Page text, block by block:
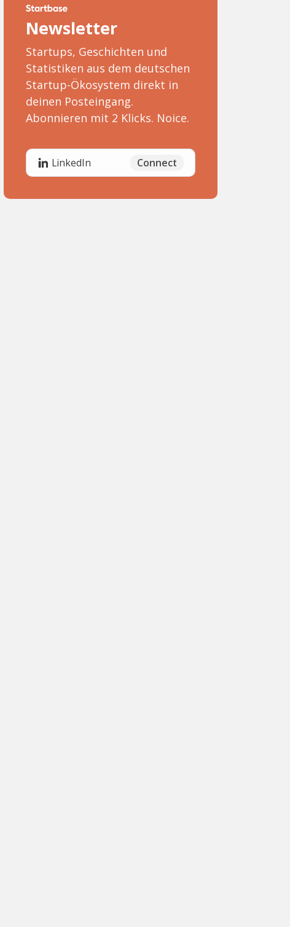
Newsletter
Startups, Geschichten und
Statistiken aus dem deutschen
Startup-Ökosystem direkt in
deinen Posteingang.
Abonnieren mit 2 Klicks. Noice.
LinkedIn Connect